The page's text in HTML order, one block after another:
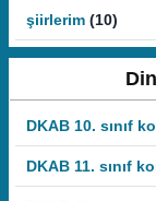
şiirlerim (10)
DKAB 10. sınıf
DKAB 11. sınıf